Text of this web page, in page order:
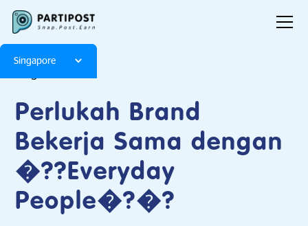
Singapore
Perlukah Brand
Bekerja Sama dengan
�??Everyday
People�?�?